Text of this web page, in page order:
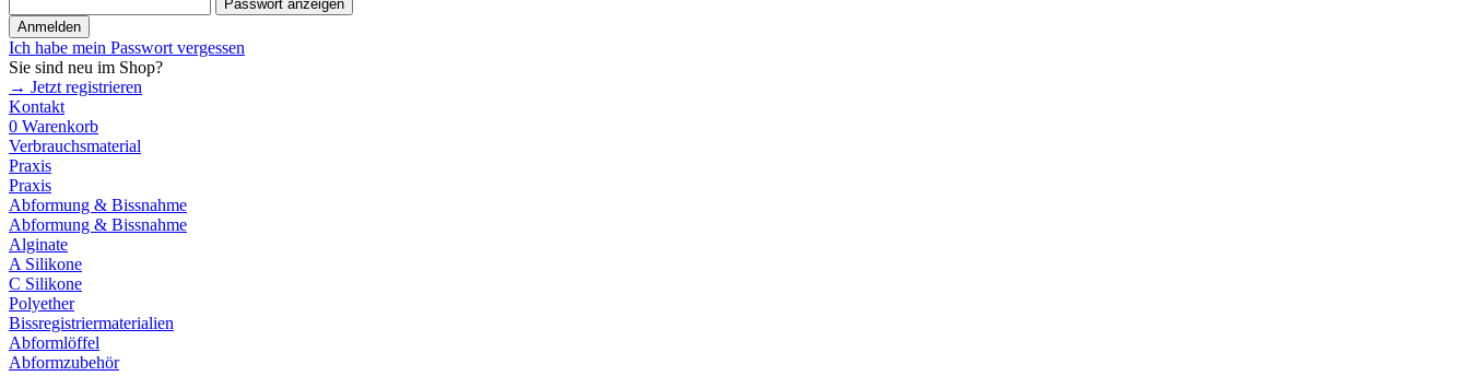
Passwort anzeigen
Anmelden
Ich habe mein Passwort vergessen
Sie sind neu im Shop?
→ Jetzt registrieren
Kontakt
0 Warenkorb
Verbrauchsmaterial
Praxis
Praxis
Abformung & Bissnahme
Abformung & Bissnahme
Alginate
A Silikone
C Silikone
Polyether
Bissregistriermaterialien
Abformlöffel
Abformzubehör